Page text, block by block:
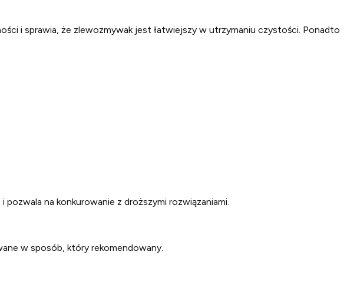
i sprawia, że zlewozmywak jest łatwiejszy w utrzymaniu czystości. Ponadto
na konkurowanie z droższymi rozwiązaniami.
w sposób, który rekomendowany.